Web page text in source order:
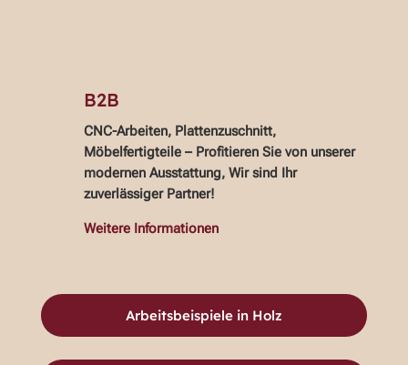
B2B
CNC-Arbeiten, Plattenzuschnitt,
Möbelfertigteile – Profitieren Sie von unserer
modernen Ausstattung, Wir sind Ihr
zuverlässiger Partner!
Weitere Informationen
Arbeitsbeispiele in Holz